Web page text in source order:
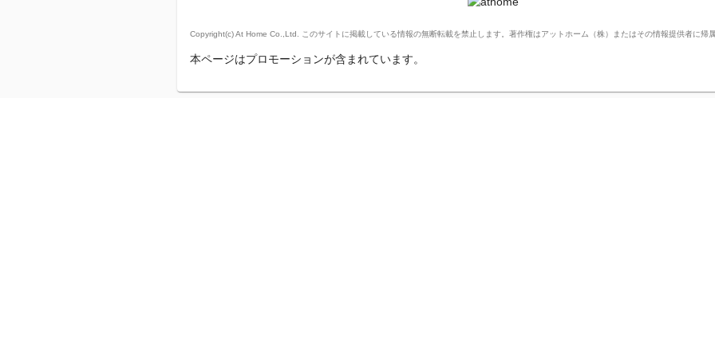
Copyright(c) At Home Co.,Ltd. このサイトに掲載している情報の無断転載を禁止します。著作権はアットホーム（株）またはその情報提供者に帰属
本ページはプロモーションが含まれています。